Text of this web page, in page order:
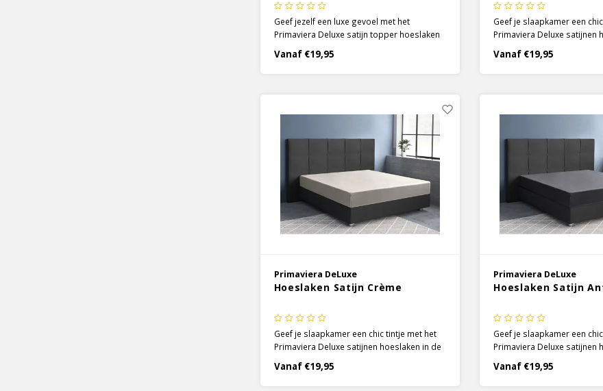
Geef jezelf een luxe gevoel met het
Primaviera Deluxe satijn topper hoeslaken
satijnen weeftechniek wordt het 100%
katoen heerlijk zacht en soepel en krijgt het
Vanaf €19,95
Geef je slaapkamer een
Primaviera Deluxe satijnen
gemaakt van 100% katoen,
satijnen weeftechniek een
Vanaf €19,95
Primaviera DeLuxe
Hoeslaken Satijn Crème
Geef je slaapkamer een chic tintje met het
Primaviera Deluxe satijnen hoeslaken in de
gemaakt van 100% katoen, wat door de
satijnen weeftechniek een zachte, soepele
Vanaf €19,95
Primaviera DeLuxe
Hoeslaken Satijn
Geef je slaapkamer een
Primaviera Deluxe satijnen
gebruik gemaakt van 100%
door de satijnen
Vanaf €19,95